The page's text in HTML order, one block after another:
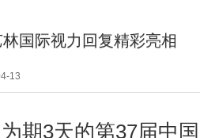
国际视力回复精彩亮相
13
3天的第37届中国